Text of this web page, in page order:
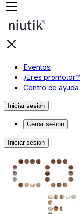
Eventos
¿Eres promotor?
Centro de ayuda
Iniciar sesión
Cerrar sesión
Iniciar sesión